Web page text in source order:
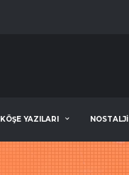
KÖŞE YAZILARI NOSTALJİ